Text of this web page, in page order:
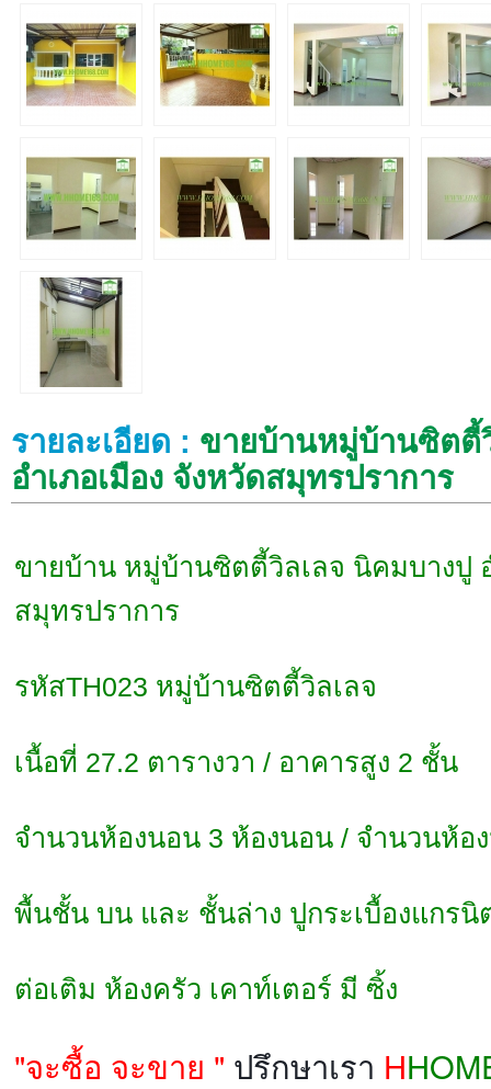
รายละเอียด : ขายบ้านหมู่บ้านซิตตี้
อำเภอเมือง จังหวัดสมุทรปราการ
ขายบ้าน หมู่บ้านซิตตี้วิลเลจ นิคมบางปู
สมุทรปราการ
รหัสTH023 หมู่บ้านซิตตี้วิลเลจ
เนื้อที่ 27.2 ตารางวา / อาคารสูง 2 ชั้น
จำนวนห้องนอน 3 ห้องนอน / จำนวนห้อ
พื้นชั้น บน และ ชั้นล่าง ปูกระเบื้องแกรนิ
ต่อเติม ห้องครัว เคาท์เตอร์ มี ซิ้ง
"จะซื้อ จะขาย " ปรึกษาเรา H